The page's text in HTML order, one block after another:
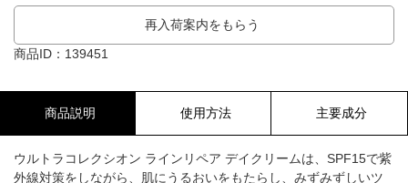
再入荷案内をもらう
商品ID：139451
商品説明 使用方法 主要成分
ウルトラコレクシオン ラインリペア デイクリームは、SPF15で紫
外線対策をしながら、肌にうるおいをもたらし、みずみずしいツ